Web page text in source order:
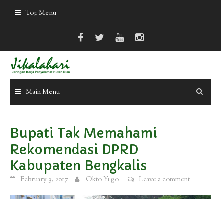
Top Menu
Main Menu
Bupati Tak Memahami
Rekomendasi DPRD
Kabupaten Bengkalis
February 3, 2017 Okto Yugo Leave a comment